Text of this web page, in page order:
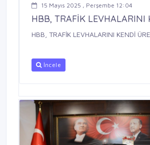
15 Mayıs 2025 , Perşembe 12:04
HBB, TRAFİK LEVHALARINI
HBB, TRAFİK LEVHALARINI KENDİ
İncele